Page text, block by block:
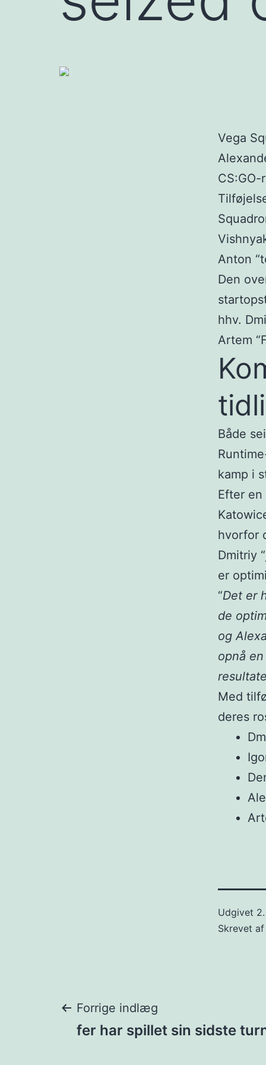
Vega
CS:GO-
Anton
Den
hhv.
Artem
Både
kamp i
Efter
hvorfor
Dmitriy
er
“Det er
de
og
opnå
Med
deres
Udgivet
Skrevet
Forrige indlæg
fer har spillet sin sidste